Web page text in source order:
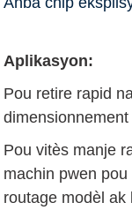
Aplikasyon:
Pou retire rapid
dimensionnement
Pou vitès manje
machin pwen
routage modèl